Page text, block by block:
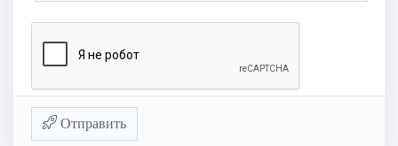
Отправить